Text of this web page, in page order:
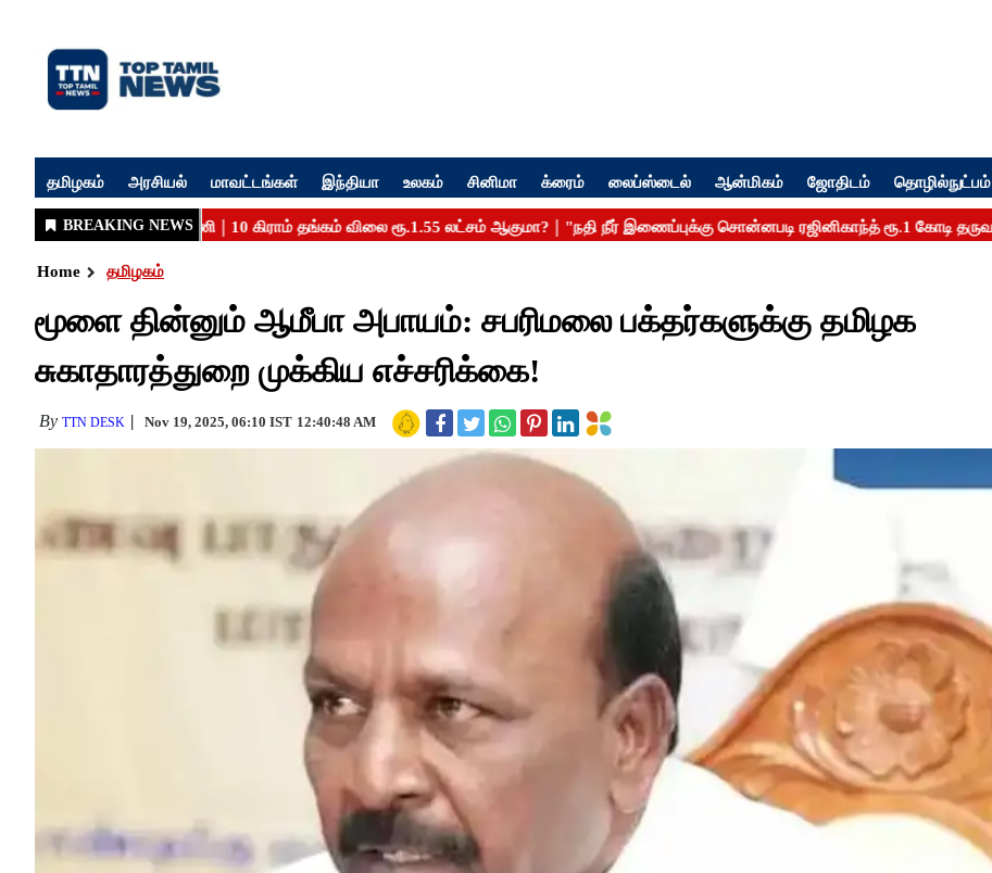
தமிழகம் அரசியல் மாவட்டங்கள் இந்தியா உலகம் சினிமா க்ரைம் லைப்ஸ்டைல் ஆன்மிகம் ஜோதிடம் தொழில்நுட்பம்
Home தமிழகம்
மூளை தின்னும் ஆமீபா அபாயம்: சபரிமலை பக்தர்களுக்கு தமிழக
சுகாதாரத்துறை முக்கிய எச்சரிக்கை!
By TTN DESK Nov 19, 2025, 06:10 IST 12:40:48 AM